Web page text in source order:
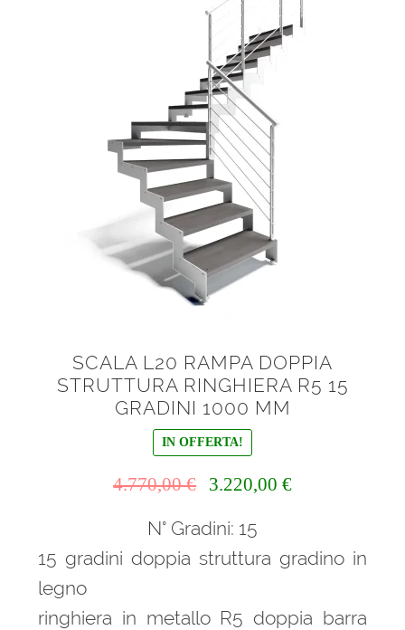
SCALA L20 RAMPA DOPPIA
STRUTTURA RINGHIERA R5 15
GRADINI 1000 MM
IN OFFERTA!
4.770,00€
originale
4.770,00 €.
3.220,00 €Il
3.220,00 €.
N° Gradini: 15
15 gradini doppia struttura gradino in
legno
ringhiera in metallo R5 doppia barra